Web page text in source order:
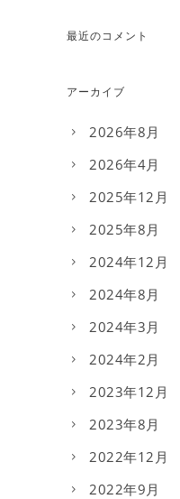
最近のコメント
アーカイブ
2026年8月
2026年4月
2025年12月
2025年8月
2024年12月
2024年8月
2024年3月
2024年2月
2023年12月
2023年8月
2022年12月
2022年9月